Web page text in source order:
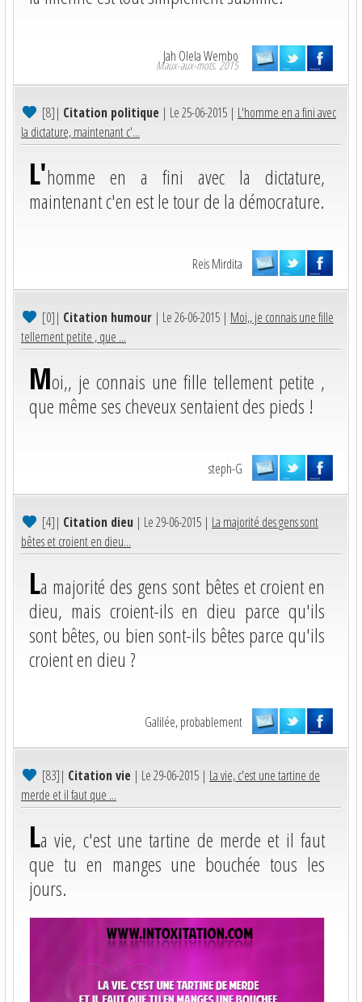
Jah Olela Wembo
Maux-aux-mots. 2015
[8]| Citation politique | Le 25-06-2015 | L'homme en a fini avec
la dictature, maintenant c'...
L'homme en a fini avec la dictature,
maintenant c'en est le tour de la démocrature.
Reis Mirdita
[0]| Citation humour | Le 26-06-2015 | Moi,, je connais une fille
tellement petite , que ...
Moi,, je connais une fille tellement petite ,
que même ses cheveux sentaient des pieds !
steph-G
[4]| Citation dieu | Le 29-06-2015 | La majorité des gens sont
bêtes et croient en dieu...
La majorité des gens sont bêtes et croient en
dieu, mais croient-ils en dieu parce qu'ils
sont bêtes, ou bien sont-ils bêtes parce qu'ils
croient en dieu ?
Galilée, probablement
[83]| Citation vie | Le 29-06-2015 | La vie, c'est une tartine de
merde et il faut que ...
La vie, c'est une tartine de merde et il faut
que tu en manges une bouchée tous les
jours.